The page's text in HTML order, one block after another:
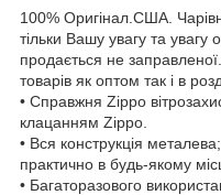
100% Оригінал.США.
тільки Вашу увагу та увагу
продається не
товарів як оптом так і в
• Справжня Zippo
клацанням Zippo.
• Вся конструкція
практично в будь-якому
• Багаторазового